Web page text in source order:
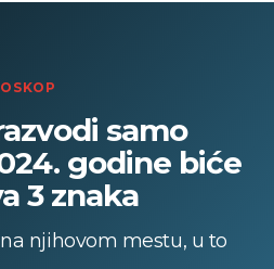
samo
godine biće
3 znaka
njihovom mestu, u to